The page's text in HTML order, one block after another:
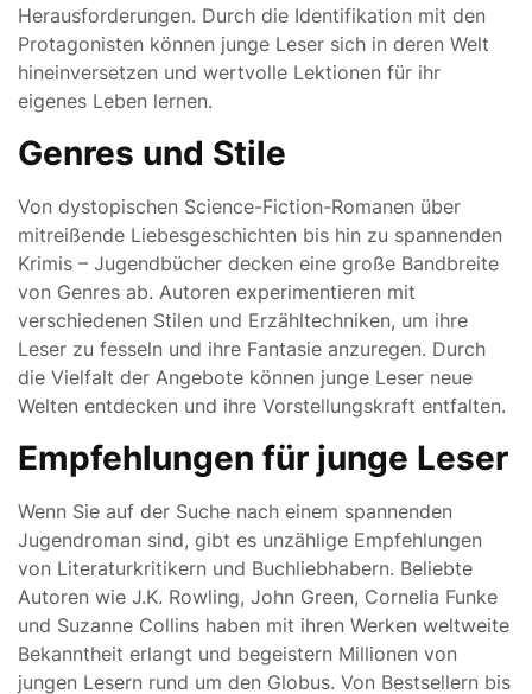
Herausforderungen. Durch die Identifikation mit den
Protagonisten können junge Leser sich in deren Welt
hineinversetzen und wertvolle Lektionen für ihr
eigenes Leben lernen.
Genres und Stile
Von dystopischen Science-Fiction-Romanen über
mitreißende Liebesgeschichten bis hin zu spannenden
Krimis – Jugendbücher decken eine große Bandbreite
von Genres ab. Autoren experimentieren mit
verschiedenen Stilen und Erzähltechniken, um ihre
Leser zu fesseln und ihre Fantasie anzuregen. Durch
die Vielfalt der Angebote können junge Leser neue
Welten entdecken und ihre Vorstellungskraft entfalten.
Empfehlungen für junge Leser
Wenn Sie auf der Suche nach einem spannenden
Jugendroman sind, gibt es unzählige Empfehlungen
von Literaturkritikern und Buchliebhabern. Beliebte
Autoren wie J.K. Rowling, John Green, Cornelia Funke
und Suzanne Collins haben mit ihren Werken weltweite
Bekanntheit erlangt und begeistern Millionen von
jungen Lesern rund um den Globus. Von Bestsellern bis